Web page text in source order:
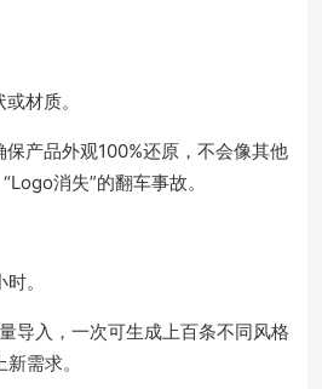
材质。
产品外观100%还原，不会像其他
消失”的翻车事故。
。
导入，一次可生成上百条不同风格
需求。